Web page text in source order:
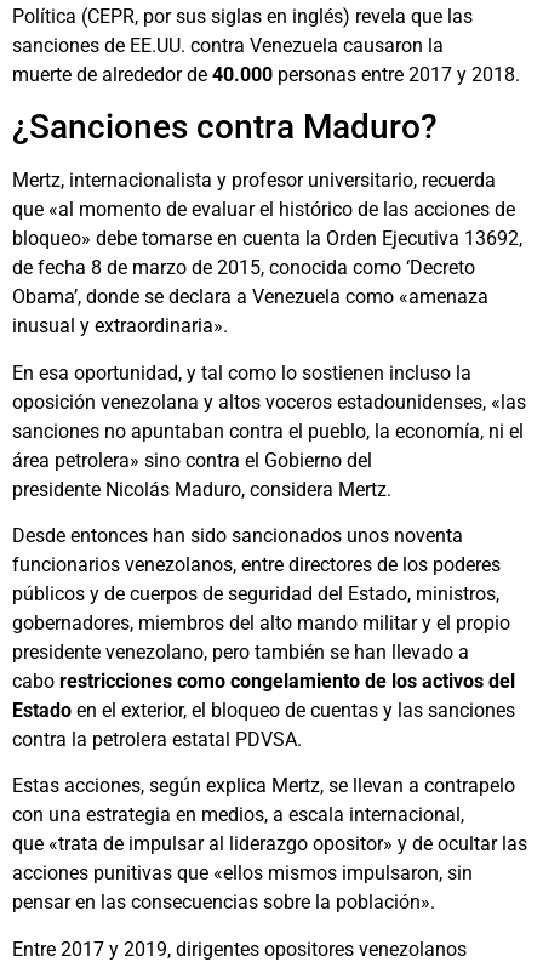
Política (CEPR, por sus siglas en inglés) revela que las
sanciones de EE.UU. contra Venezuela causaron la
muerte de alrededor de 40.000 personas entre 2017 y 2018.
¿Sanciones contra Maduro?
Mertz, internacionalista y profesor universitario, recuerda
que «al momento de evaluar el histórico de las acciones de
bloqueo» debe tomarse en cuenta la Orden Ejecutiva 13692,
de fecha 8 de marzo de 2015, conocida como ‘Decreto
Obama’, donde se declara a Venezuela como «amenaza
inusual y extraordinaria».
En esa oportunidad, y tal como lo sostienen incluso la
oposición venezolana y altos voceros estadounidenses, «las
sanciones no apuntaban contra el pueblo, la economía, ni el
área petrolera» sino contra el Gobierno del
presidente Nicolás Maduro, considera Mertz.
Desde entonces han sido sancionados unos noventa
funcionarios venezolanos, entre directores de los poderes
públicos y de cuerpos de seguridad del Estado, ministros,
gobernadores, miembros del alto mando militar y el propio
presidente venezolano, pero también se han llevado a
cabo restricciones como congelamiento de los activos del
Estado en el exterior, el bloqueo de cuentas y las sanciones
contra la petrolera estatal PDVSA.
Estas acciones, según explica Mertz, se llevan a contrapelo
con una estrategia en medios, a escala internacional,
que «trata de impulsar al liderazgo opositor» y de ocultar las
acciones punitivas que «ellos mismos impulsaron, sin
pensar en las consecuencias sobre la población».
Entre 2017 y 2019, dirigentes opositores venezolanos